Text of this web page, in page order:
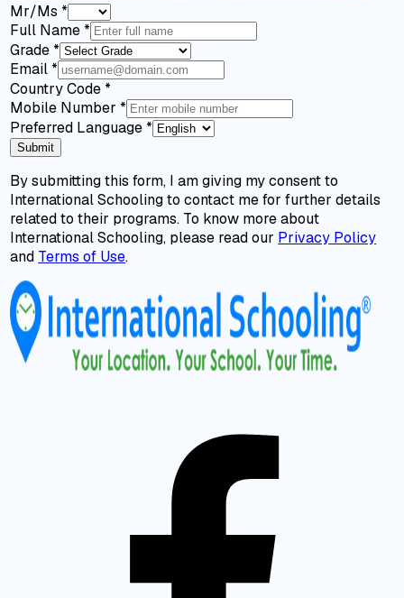
Mr/Ms *
Full Name *
Grade *
Email *
Country Code *
Mobile Number *
Preferred Language *
Submit
By submitting this form, I am giving my consent to
International Schooling to contact me for further details
related to their programs. To know more about
International Schooling, please read our Privacy Policy
and Terms of Use.